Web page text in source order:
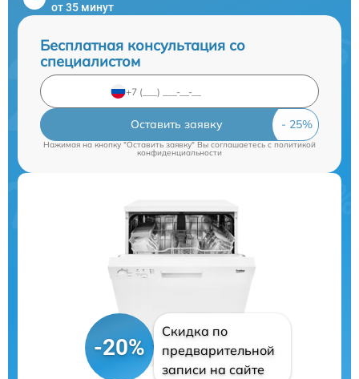
от 35 минут
Бесплатная консультация со
специалистом
Оставить заявку
Нажимая на кнопку "Оставить заявку" Вы соглашаетесь c политикой
конфиденциальности
-20%
Скидка по
предварительной
записи на сайте